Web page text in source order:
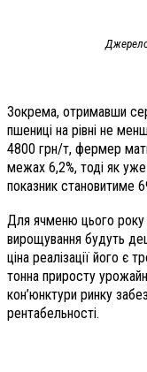
Зокрема, отримавши
пшениці на рівні не
4800 грн/т, фермер
межах 6,2%, тоді як
показник становитиме
Для ячменю цього року
вирощування будуть
ціна реалізації його
тонна приросту
кон’юнктури ринку
рентабельності.